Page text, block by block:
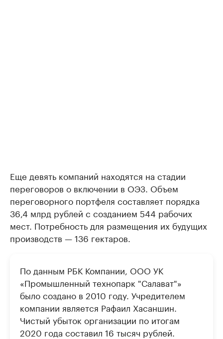
Еще девять компаний находятся на стадии
переговоров о включении в ОЭЗ. Объем
переговорного портфеля составляет порядка
36,4 млрд рублей с созданием 544 рабочих
мест. Потребность для размещения их будущих
производств — 136 гектаров.
По данным РБК Компании, ООО УК
«Промышленный технопарк "Салават"»
было создано в 2010 году. Учредителем
компании является Рафаил Хасаншин.
Чистый убыток организации по итогам
2020 года составил 16 тысяч рублей.